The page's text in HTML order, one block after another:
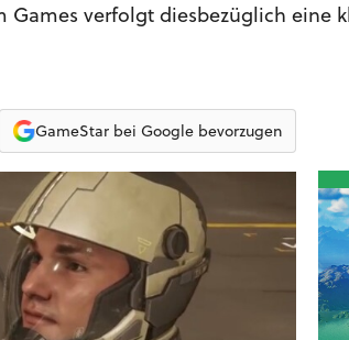
verfolgt diesbezüglich eine
GameStar bei Google bevorzugen